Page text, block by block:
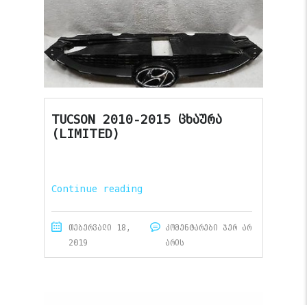
TUCSON 2010-2015 ცხაურა
(LIMITED)
Continue reading
თებერვალი 18,
2019
კომენტარები ჯერ არ
არის